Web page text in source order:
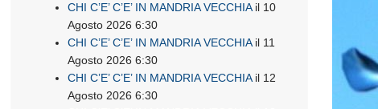
CHI C’E’ C’E’ IN MANDRIA VECCHIAil 10
Agosto 2026 6:30
CHI C’E’ C’E’ IN MANDRIA VECCHIAil 11
Agosto 2026 6:30
CHI C’E’ C’E’ IN MANDRIA VECCHIAil 12
Agosto 2026 6:30